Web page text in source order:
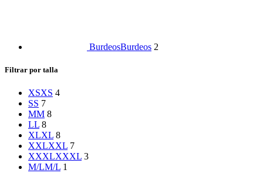
BurdeosBurdeos 2
Filtrar por talla
XSXS 4
SS 7
MM 8
LL 8
XLXL 8
XXLXXL 7
XXXLXXXL 3
M/LM/L 1